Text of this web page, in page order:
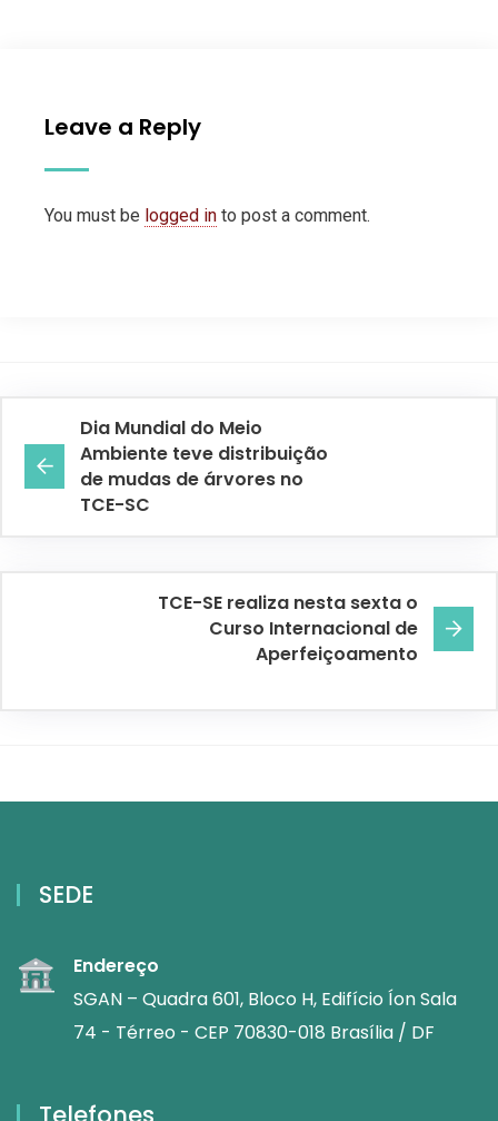
Leave a Reply
You must be logged in to post a comment.
Dia Mundial do Meio
Ambiente teve distribuição
de mudas de árvores no
TCE-SC
TCE-SE realiza nesta sexta o
Curso Internacional de
Aperfeiçoamento
SEDE
Endereço
SGAN – Quadra 601, Bloco H, Edifício Íon Sala
74 - Térreo - CEP 70830-018 Brasília / DF